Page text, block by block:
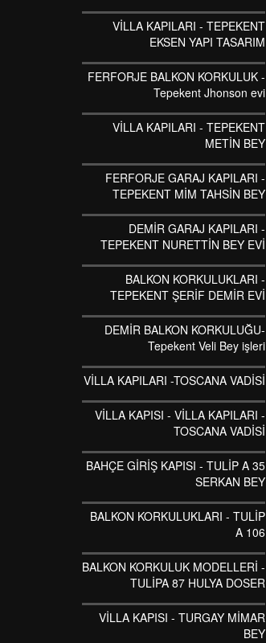
VİLLA KAPILARI - TEPEKENT
EKSEN YAPI TASARIM
FERFORJE BALKON KORKULUK -
Tepekent Jhonson evi
VİLLA KAPILARI - TEPEKENT
METİN BEY
FERFORJE GARAJ KAPILARI -
TEPEKENT MİM TAHSİN BEY
DEMİR GARAJ KAPILARI -
TEPEKENT NURETTİN BEY EVİ
BALKON KORKULUKLARI -
TEPEKENT ŞERİF DEMİR EVİ
DEMİR BALKON KORKULUĞU-
Tepekent Veli Bey işleri
VİLLA KAPILARI -TOSCANA VADİSİ
VİLLA KAPISI - VİLLA KAPILARI -
TOSCANA VADİSİ
BAHÇE GİRİŞ KAPISI - TULİP A 35
SERKAN BEY
BALKON KORKULUKLARI - TULİP
A 106
BALKON KORKULUK MODELLERİ -
TULİPA 87 HULYA DOSER
VİLLA KAPISI - TURGAY MİMAR
BEY